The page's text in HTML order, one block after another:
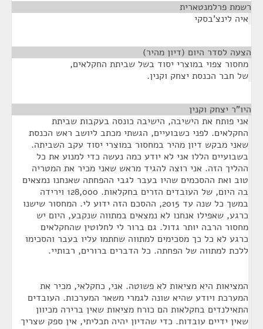
רשמת פרלמנטארית
איה לינצ'בסקי
הצעה לסדר היום (דיון מהיר)
מחסור צפוי במוצרי יסוד בשל שביתת החקלאים,
של חבר הכנסת יצחק וקנין.
היו"ר יצחק וקנין
אני פותח את הישיבה, הישיבה כונסה בעקבות שביתת
החקלאים. לפני כשבועיים, הגשתי מכתב ליושב ראש הכנסת
שאני מבקש דיון מהיר במחסור במוצרי יסוד עקב השביתה.
בשבועיים הללו אני לא יודע כמה נעשה כדי למנוע את כל
ההליך הזה. אני רוצה להגיד מראש שאני מכיר את המטריה
טוב ואת ההסכמים שהיו בעבר לגבי ההפחתה שאנחנו נמצאים
בה היום, של העובדים הזרים בחקלאות. 128,000 וירידה
במשך כל שנה עד 2015, ההסכם הזה ידוע לי. המחסור שישנו
כרגע, שאפילו אנחנו לא נמצאים במתווה שנקבע, היום יש
מחסור הרבה יותר גדול. גם ברור לי לחלוטין שהחקלאים
כרגע לא כל כך מסכימים למתווה שחתמו עליו בעבר והסכימו
ללכת למתווה של הפחתה. כל הדברים ברורים, רבותיי.
המציאות היא מציאות לא פשוטה. אני, כחקלאי, מכיר את
המערכת ויודע שהיא שונה לגמרי משאר המערכות. העובדים
התאילנדים בחקלאות הם כורח מציאות שאין ברירה מכיוון
שאין ידיים עובדות. כדי שהדיון יהיה תכליתי, אין ספק שצריך